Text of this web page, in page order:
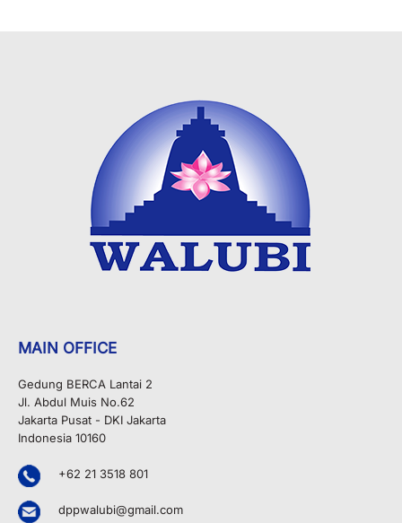
MAIN OFFICE
Gedung BERCA Lantai 2
Jl. Abdul Muis No.62
Jakarta Pusat - DKI Jakarta
Indonesia 10160
+62 21 3518 801
dppwalubi@gmail.com